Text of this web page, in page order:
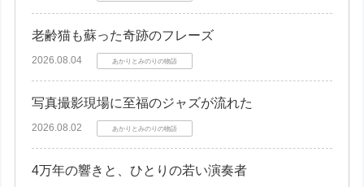
老齢猫も蘇った奇跡のフレーズ
2026.08.04 あかりとみのりの物語
写真撮影現場に至福のジャズが流れた
2026.08.02 あかりとみのりの物語
4万年の響きと、ひとりの若い演奏者